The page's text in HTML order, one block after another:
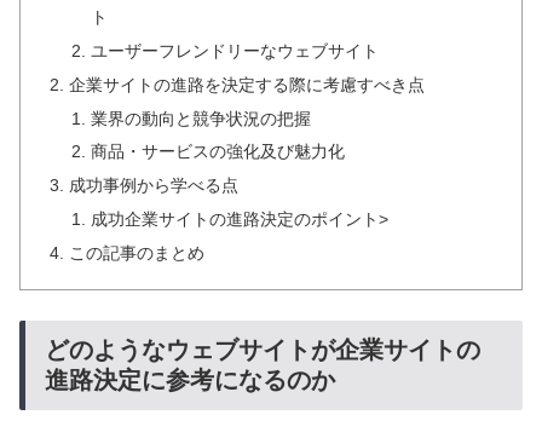
ト
ユーザーフレンドリーなウェブサイト
企業サイトの進路を決定する際に考慮すべき点
業界の動向と競争状況の把握
商品・サービスの強化及び魅力化
成功事例から学べる点
成功企業サイトの進路決定のポイント>
この記事のまとめ
どのようなウェブサイトが企業サイトの
進路決定に参考になるのか